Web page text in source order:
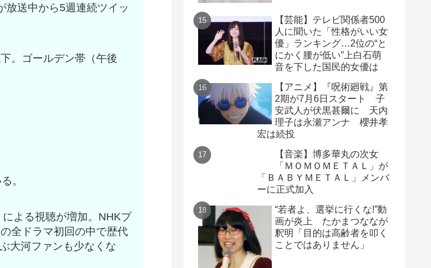
放送中から5週連続ツイッ
。ゴールデン帯（午後
。
よる視聴が増加。NHKプ
全ドラマ初回の中で歴代
大河ファンも少なくな
【芸能】テレビ関係者500
人に聞いた「性格がいい女
優」ランキング…2位の“と
にかく腰が低い”上白石萌
音を下した国民的女優は
【アニメ】『呪術廻戦』第
2期が7月6日スタート 子
安武人が伏黒甚爾に 天内
理子は永瀬アンナ 櫻井孝
宏は続投
【音楽】博多華丸の次女
「ＭＯＭＯＭＥＴＡＬ」が
「ＢＡＢＹＭＥＴＡＬ」メンバ
ーに正式加入
“若者よ、選挙に行くな!”動
画が炎上 たかまつななが
釈明「目的は高齢者を叩く
ことではありません」